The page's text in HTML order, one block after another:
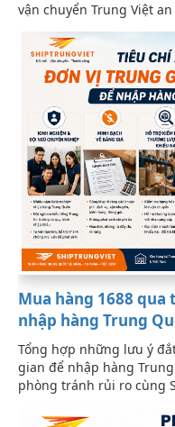
vận chuyển Trung Việt
Mua hàng 1688
nhập hàng Trung
Tổng hợp những lưu ý
gian để nhập hàng
phòng tránh rủi ro cùng